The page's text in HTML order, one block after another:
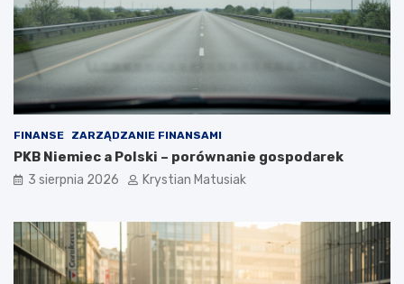
FINANSE ZARZĄDZANIE FINANSAMI
PKB Niemiec a Polski – porównanie gospodarek
3 sierpnia 2026 Krystian Matusiak